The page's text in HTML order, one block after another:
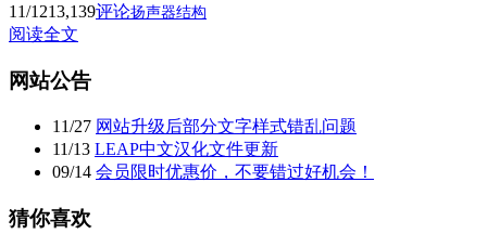
11/1213,139评论扬声器结构
阅读全文
网站公告
11/27 网站升级后部分文字样式错乱问题
11/13 LEAP中文汉化文件更新
09/14 会员限时优惠价，不要错过好机会！
猜你喜欢